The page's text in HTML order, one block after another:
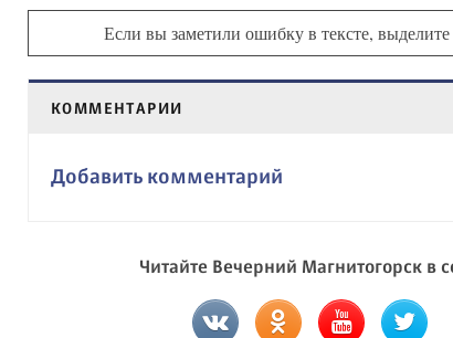
Если вы заметили ошибку в тексте,
КОММЕНТАРИИ
Добавить комментарий
Читайте Вечерний Магнитогорск в